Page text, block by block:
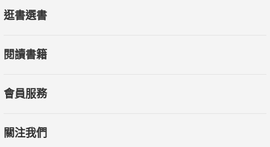
逛書選書
閱讀書籍
會員服務
關注我們